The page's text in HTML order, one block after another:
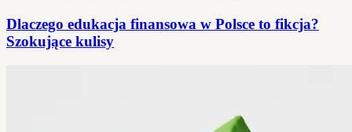
Dlaczego edukacja finansowa w Polsce to fikcja?
Szokujące kulisy